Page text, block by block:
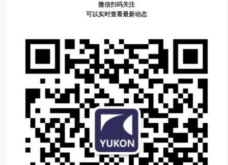
微信扫码关注
可以实时查看最新动态